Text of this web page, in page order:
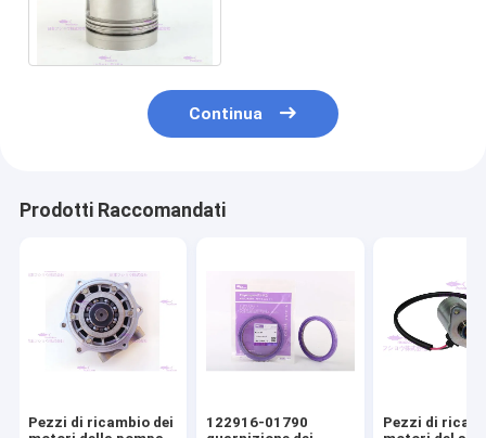
Continua
Prodotti Raccomandati
Pezzi di ricambio dei
122916-01790
Pezzi di